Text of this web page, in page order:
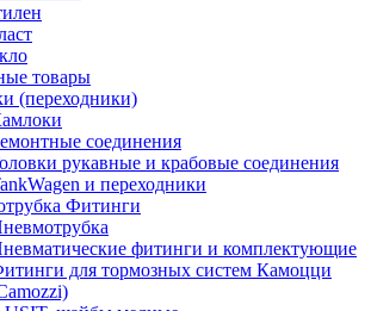
товары
(переходники)
соединения
рукавные и крабовые соединения
и переходники
Фитинги
фитинги и комплектующие
для тормозных систем Камоцци